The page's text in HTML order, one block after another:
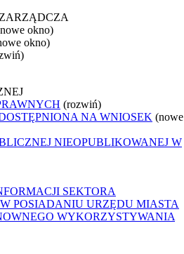
okno)
okno)
(rozwiń)
NA WNIOSEK (nowe
NIEOPUBLIKOWANEJ W
SEKTORA
POSIADANIU URZĘDU MIASTA
WYKORZYSTYWANIA